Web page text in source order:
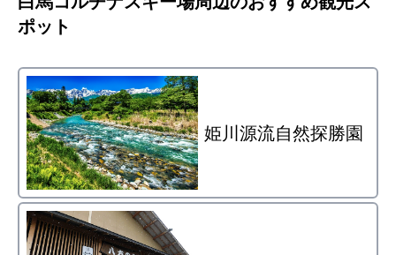
ポット
姫川源流自然探勝園